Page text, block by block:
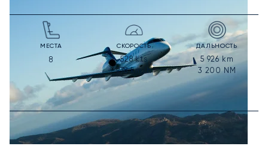
МЕСТА
8
СКОРОСТЬ
528kts
978km/h
ДАЛЬНОСТЬ
5 926km
3 200NM